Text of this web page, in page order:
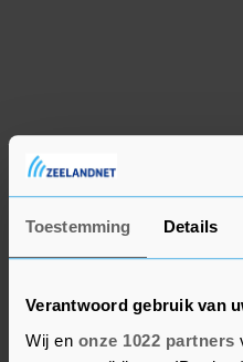
Toestemming Details
Verantwoord gebruik van
Wij en onze 1022 partners